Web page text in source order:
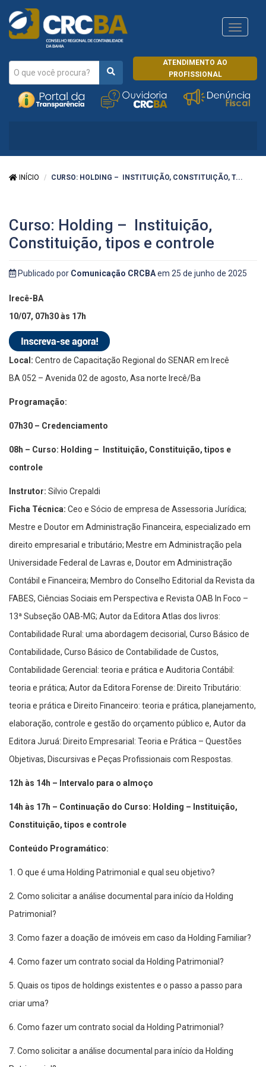
ATENDIMENTO AO
PROFISSIONAL
CRCRJ
INÍCIO CURSO: HOLDING – INSTITUIÇÃO, CONSTITUIÇÃO, T...
Curso: Holding – Instituição,
Constituição, tipos e controle
Publicado por Comunicação CRCBAem 25 de junho de 2025
Irecê-BA
10/07, 07h30 às 17h
Local: Centro de Capacitação Regional do SENAR em Irecê
BA 052 – Avenida 02 de agosto, Asa norte Irecê/Ba
Programação:
07h30 – Credenciamento
08h – Curso: Holding – Instituição, Constituição, tipos e
controle
Instrutor: Silvio Crepaldi
Ficha Técnica: Ceo e Sócio de empresa de Assessoria Jurídica;
Mestre e Doutor em Administração Financeira, especializado em
direito empresarial e tributário; Mestre em Administração pela
Universidade Federal de Lavras e, Doutor em Administração
Contábil e Financeira; Membro do Conselho Editorial da Revista da
FABES, Ciências Sociais em Perspectiva e Revista OAB In Foco –
13ª Subseção OAB-MG; Autor da Editora Atlas dos livros:
Contabilidade Rural: uma abordagem decisorial, Curso Básico de
Contabilidade, Curso Básico de Contabilidade de Custos,
Contabilidade Gerencial: teoria e prática e Auditoria Contábil:
teoria e prática; Autor da Editora Forense de: Direito Tributário:
teoria e prática e Direito Financeiro: teoria e prática, planejamento,
elaboração, controle e gestão do orçamento público e, Autor da
Editora Juruá: Direito Empresarial: Teoria e Prática – Questões
Objetivas, Discursivas e Peças Profissionais com Respostas.
12h às 14h – Intervalo para o almoço
14h às 17h – Continuação do Curso: Holding – Instituição,
Constituição, tipos e controle
Conteúdo Programático:
1. O que é uma Holding Patrimonial e qual seu objetivo?
2. Como solicitar a análise documental para início da Holding
Patrimonial?
3. ​Como fazer a doação de imóveis em caso da Holding Familiar?
4. Como fazer um contrato social da Holding Patrimonial?
5. Quais os tipos de holdings existentes e o passo a passo para
criar uma?
6. Como fazer um contrato social da Holding Patrimonial?
7. Como solicitar a análise documental para início da Holding